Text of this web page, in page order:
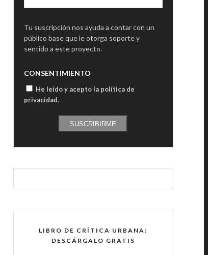
Tu suscripción nos ayuda a contar con un
público base que le otorga soporte y
sentido a este proyecto.
CONSENTIMIENTO
He leído y acepto la política de
privacidad.
SUSCRIBIRME
LIBRO DE CRÍTICA URBANA:
DESCÁRGALO GRATIS